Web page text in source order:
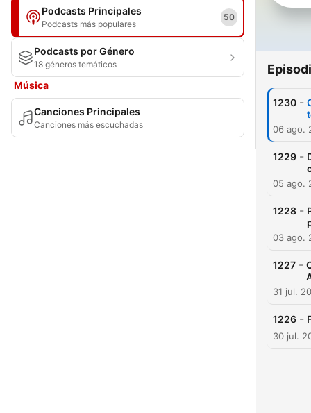
Podcasts Principales
Podcasts más populares
50
Podcasts por Género
18 géneros temáticos
Música
Canciones Principales
Canciones más escuchadas
1230 -
06 ago.
1229 -
05 ago.
1228 -
03 ago.
1227 -
31 jul.
1226 -
30 jul.